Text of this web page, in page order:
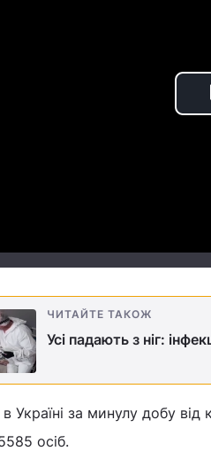
ЧИТАЙТЕ ТАКОЖ
Усі падають з ніг:
Україні за минулу добу від
осіб.